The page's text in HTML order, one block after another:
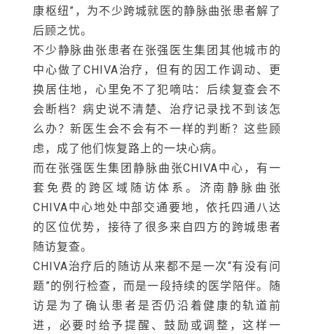
康枢纽”，为不少跨城就医的静脉曲张患者解了
后顾之忧。
不少静脉曲张患者在张强医生集团其他城市的
中心做了CHIVA治疗，但有的因工作调动、更
换居住地，心里免不了犯嘀咕：后续复查会不
会断档？病史说不清楚、治疗记录找不到该怎
么办？新医生会不会有不一样的判断？这些顾
虑，成了他们恢复路上的一块心病。
而在张强医生集团静脉曲张CHIVA中心，有一
套免费的跨区域随访体系。济南静脉曲张
CHIVA中心地处中部交通要地，依托四通八达
的区位优势，接待了很多来自四方的跨城患者
随访复查。
CHIVA治疗后的随访从来都不是一次“有没有问
题”的例行检查，而是一段持续的医学陪伴。随
访是为了确认患者是否仍沿着健康的轨道前
进，必要时给予提醒、鼓励或调整，这样一